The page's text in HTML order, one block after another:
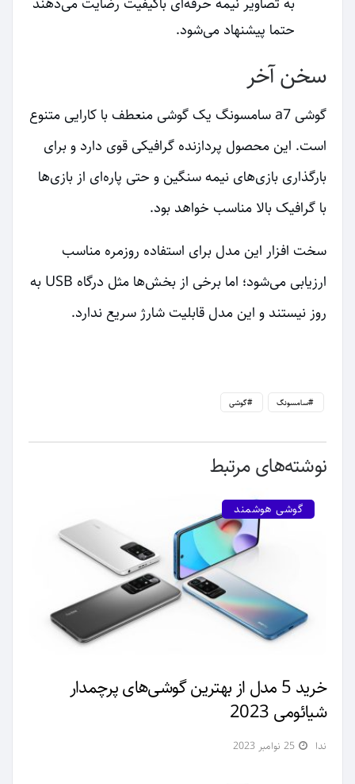
حتما پیشنهاد می‌شود.
سخن آخر
گوشی a7 سامسونگ یک گوشی منعطف با کارایی متنوع
است. این محصول پردازنده گرافیکی قوی دارد و برای
بارگذاری بازی‌های نیمه سنگین و حتی پاره‌ای از بازی‌ها
با گرافیک بالا مناسب خواهد بود.
سخت افزار این مدل برای استفاده روزمره مناسب
ارزیابی می‌شود؛ اما برخی از بخش‌ها مثل درگاه USB به
روز نیستند و این مدل قابلیت شارژ سریع ندارد.
سامسونگ گوشی
نوشته‌های مرتبط
گوشی هوشمند
خرید 5 مدل از بهترین گوشی‌های پرچمدار
شیائومی 2023
ندا 25 نوامبر 2023